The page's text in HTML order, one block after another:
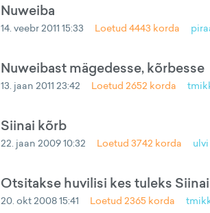
Nuweiba
14. veebr 2011 15:33 Loetud 4443 korda
Nuweibast mägedesse, kõrbesse
13. jaan 2011 23:42 Loetud 2652 korda
Siinai kõrb
22. jaan 2009 10:32 Loetud 3742 korda ulvi
Otsitakse huvilisi kes tuleks
20. okt 2008 15:41 Loetud 2365 korda